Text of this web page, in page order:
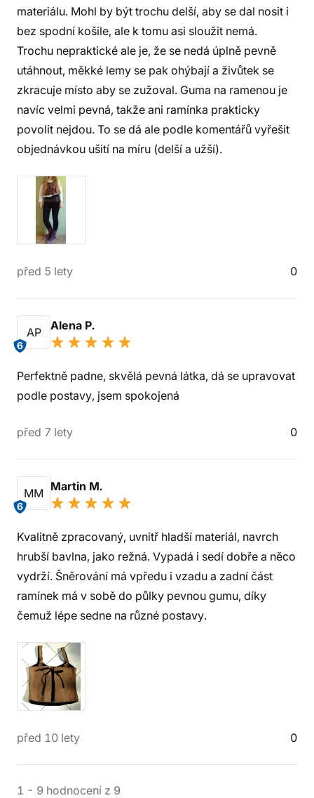
materiálu. Mohl by být trochu delší, aby se dal nosit i
bez spodní košile, ale k tomu asi sloužit nemá.
Trochu nepraktické ale je, že se nedá úplně pevně
utáhnout, měkké lemy se pak ohýbají a živůtek se
zkracuje místo aby se zužoval. Guma na ramenou je
navíc velmi pevná, takže ani ramínka prakticky
povolit nejdou. To se dá ale podle komentářů vyřešit
objednávkou ušití na míru (delší a užší).
před 5 lety 0
AP
6
Alena P.
Perfektně padne, skvělá pevná látka, dá se upravovat
podle postavy, jsem spokojená
před 7 lety 0
MM
6
Martin M.
Kvalitně zpracovaný, uvnitř hladší materiál, navrch
hrubší bavlna, jako režná. Vypadá i sedí dobře a něco
vydrží. Šněrování má vpředu i vzadu a zadní část
ramínek má v sobě do půlky pevnou gumu, díky
čemuž lépe sedne na různé postavy.
před 10 lety 0
1 - 9 hodnocení z 9